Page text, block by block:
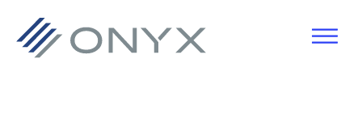
Hauptnavigation
Hauptinhalt
Fußzeile